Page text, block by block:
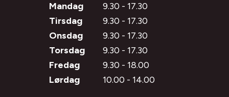
Mandag
9.30 - 17.30
Tirsdag
9.30 - 17.30
Onsdag
9.30 - 17.30
Torsdag
9.30 - 17.30
Fredag
9.30 - 18.00
Lørdag
10.00 - 14.00